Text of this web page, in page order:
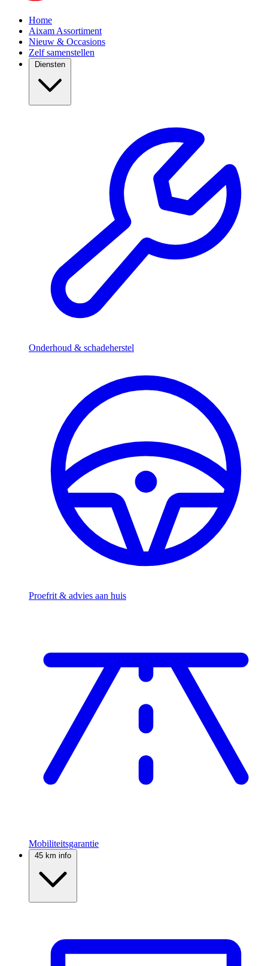
Home
Aixam Assortiment
Nieuw & Occasions
Zelf samenstellen
Diensten
Onderhoud & schadeherstel
Proefrit & advies aan huis
Mobiliteitsgarantie
45 km info